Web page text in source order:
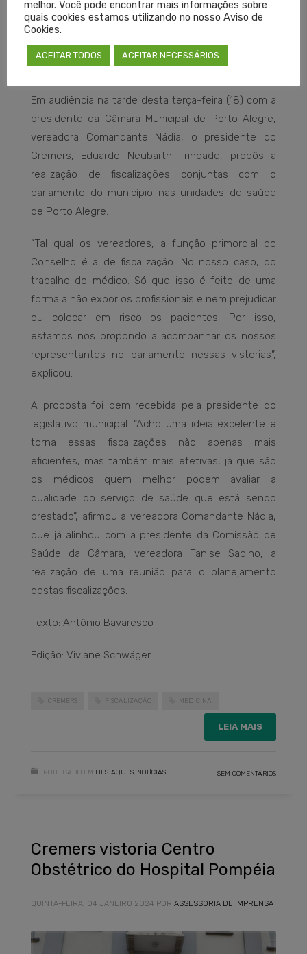
Em audiência na tarde desta terça-feira (18) com a
presidente da Câmara Municipal de Porto Alegre,
vereadora Comandante Nádia, o presidente do
Cremers, Eduardo Neubarth Trindade, propôs a
realização de fiscalizações conjuntas com o
parlamento do município nas unidades de saúde
de Porto Alegre.
“Tal qual os vereadores, a função primordial do
Conselho é a de fiscalização. No nosso caso, do
trabalho do médico. Só que isso é feito de uma
forma a não expor os profissionais e nem prejudicar
ou colocar em risco os pacientes. Por isso,
estamos nos propondo a acompanhar os nossos
representantes no parlamento nessas vistorias”,
explicou.
A proposta foi bem recebida pela presidente do
legislativo municipal. “Acho uma ideia excelente e
torna essas fiscalizações não apenas mais
eficientes, mas também mais efetivas, já que são
os médicos quem melhor podem avaliar a
qualidade do serviço de saúde que está sendo
prestado”, afirmou a vereadora Comandante Nádia,
que já alinhou com a presidente da Comissão de
Saúde da Câmara, vereadora Tanise Sabino, a
realização de uma reunião para o planejamento
destas fiscalizações.
Texto: Antônio Bavaresco
Edição: Viviane Schwäger
CREMERS FISCALIZAÇÃO MEDICINA
LEIA MAIS
PUBLICADO EM DESTAQUES NOTÍCIAS SEM COMENTÁRIOS
Cremers vistoria Centro
Obstétrico do Hospital Pompéia
QUINTA-FEIRA, 04 JANEIRO 2024 POR ASSESSORIA DE IMPRENSA
melhor. Você pode encontrar mais informações sobre
quais cookies estamos utilizando no nosso Aviso de
Cookies.
ACEITAR TODOS ACEITAR NECESSÁRIOS